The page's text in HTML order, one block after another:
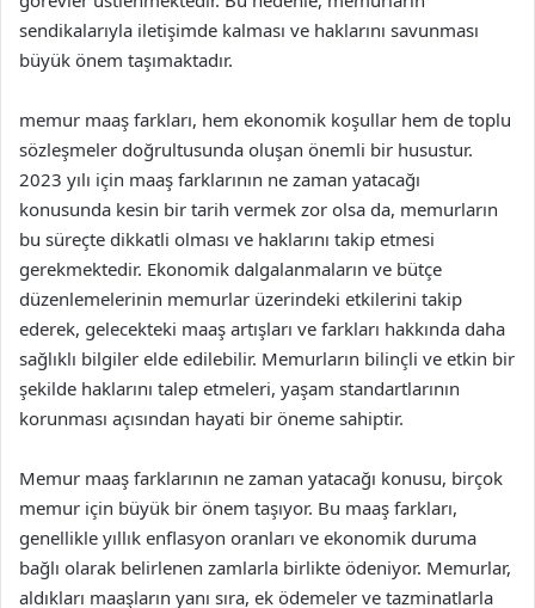
sendikalarıyla iletişimde kalması ve haklarını savunması
büyük önem taşımaktadır.
memur maaş farkları, hem ekonomik koşullar hem de toplu
sözleşmeler doğrultusunda oluşan önemli bir husustur.
2023 yılı için maaş farklarının ne zaman yatacağı
konusunda kesin bir tarih vermek zor olsa da, memurların
bu süreçte dikkatli olması ve haklarını takip etmesi
gerekmektedir. Ekonomik dalgalanmaların ve bütçe
düzenlemelerinin memurlar üzerindeki etkilerini takip
ederek, gelecekteki maaş artışları ve farkları hakkında daha
sağlıklı bilgiler elde edilebilir. Memurların bilinçli ve etkin bir
şekilde haklarını talep etmeleri, yaşam standartlarının
korunması açısından hayati bir öneme sahiptir.
Memur maaş farklarının ne zaman yatacağı konusu, birçok
memur için büyük bir önem taşıyor. Bu maaş farkları,
genellikle yıllık enflasyon oranları ve ekonomik duruma
bağlı olarak belirlenen zamlarla birlikte ödeniyor. Memurlar,
aldıkları maaşların yanı sıra, ek ödemeler ve tazminatlarla